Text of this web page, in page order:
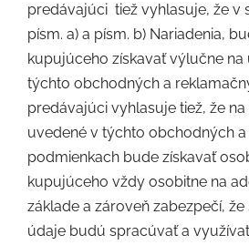
predávajúci tiež vyhlasuje, že v
písm. a) a písm. b) Nariadenia,
kupujúceho získavať výlučne
týchto obchodných a
predávajúci vyhlasuje tiež, že
uvedené v týchto obchodných
podmienkach bude získavať
kupujúceho vždy osobitne na
základe a zároveň zabezpečí,
údaje budú spracúvať a